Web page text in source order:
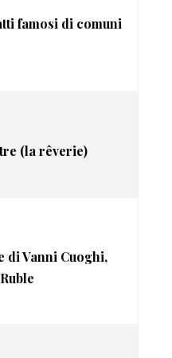
famosi di comuni
(la rêverie)
di Vanni Cuoghi,